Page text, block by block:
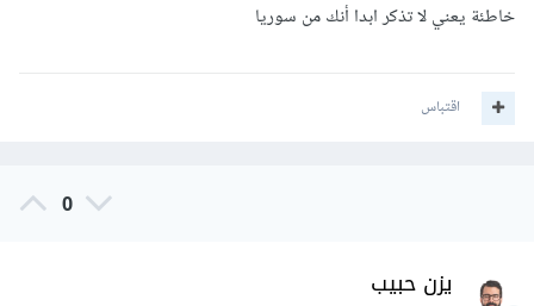
خاطئة يعني لا تذكر ابدا أنك من سوريا
اقتباس
0
يزن حبيب